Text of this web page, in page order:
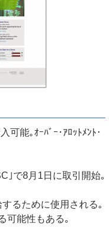
可能｡ｵｰﾊﾞｰ･ｱﾛｯﾄﾒﾝﾄ･
｣で8月1日に取引開始｡
るために使用される｡
可能性もある｡